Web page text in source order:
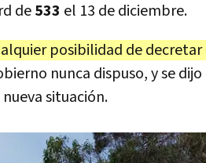
de533 el 13 de diciembre.
posibilidad de
nunca dispuso, y se
situación.